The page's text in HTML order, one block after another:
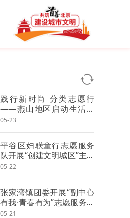
践行新时尚 分类志愿行
——燕山地区启动生活垃
圾分类宣传周
05-23
平谷区妇联童行志愿服务
队开展“创建文明城区”主题
志愿活动
05-22
张家湾镇团委开展“副中心
有我·青春有为”志愿服务活
动
05-21